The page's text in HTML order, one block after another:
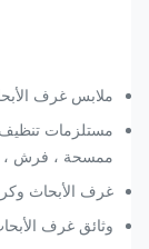
ملابس غرف
مستلزمات
ممسحة ، فرش ،
غرف الأبحاث
وثائق غرف